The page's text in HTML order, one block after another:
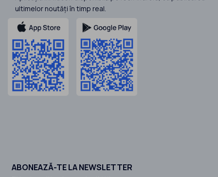
ultimelor noutăți în timp real.
ABONEAZĂ-TE LA NEWSLETTER